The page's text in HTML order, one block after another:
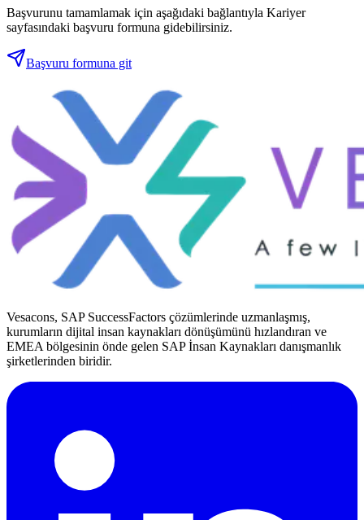
Başvurunu tamamlamak için aşağıdaki bağlantıyla Kariyer
sayfasındaki başvuru formuna gidebilirsiniz.
Başvuru formuna git
Vesacons, SAP SuccessFactors çözümlerinde uzmanlaşmış,
kurumların dijital insan kaynakları dönüşümünü hızlandıran ve
EMEA bölgesinin önde gelen SAP İnsan Kaynakları danışmanlık
şirketlerinden biridir.